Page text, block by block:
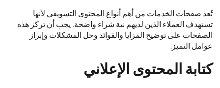
تُعد صفحات الخدمات من أهم أنواع المحتوى التسويقي لأنها
تستهدف العملاء الذين لديهم نية شراء واضحة. يجب أن تركز هذه
الصفحات على توضيح المزايا والفوائد وحل المشكلات وإبراز
عوامل التميز.
كتابة المحتوى الإعلاني